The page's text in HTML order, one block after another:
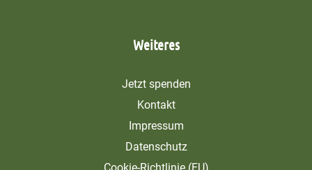
Weiteres
Jetzt spenden
Kontakt
Impressum
Datenschutz